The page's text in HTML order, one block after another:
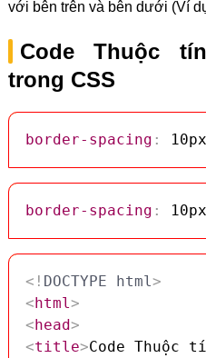
với bên trên và bên dưới (Ví
Code Thuộc
trong CSS
border-spacing : 10px
border-spacing :
<! DOCTYPE html>
< html>
< head>
<title>Code Thuộc